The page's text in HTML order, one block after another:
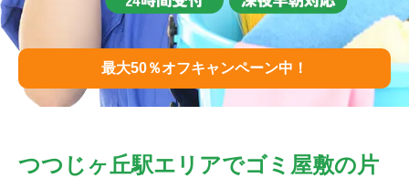
最大50％オフキャンペーン中！
つつじヶ丘駅エリアでゴミ屋敷の片